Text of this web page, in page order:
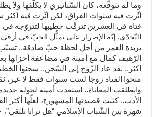
وما لم تتوقّعه، كان السّنانيري لا يكلّفها ولا
أثّرت فيه سنوات الفراق، لكن أثّرت فيه أكثر
التّحدّي، إنّه الإصرار على تمثُّل الحبّ في أرقى
بزبدة العمر من أجل لحظة حبّ صادقة..
الرّهيف كمال مع أمينة في مضاعفة أحزانها
منحوا الفتاة زوجا لست سنوات فقط لا غير،
وانطلقت المعاناة.. استعدت أمينة لجولة
الأدب.. كتبت قصيدتها المشهورة، لعلّها أكثر
شهرة بين الشّباب الإسلامي “هل ترانا